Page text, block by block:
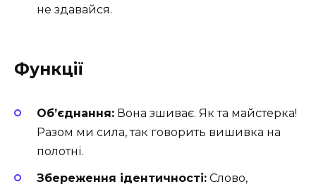
не здавайся.
Функції
Об’єднання: Вона зшиває. Як та майстерка!
Разом ми сила, так говорить вишивка на
полотні.
Збереження ідентичності: Слово,